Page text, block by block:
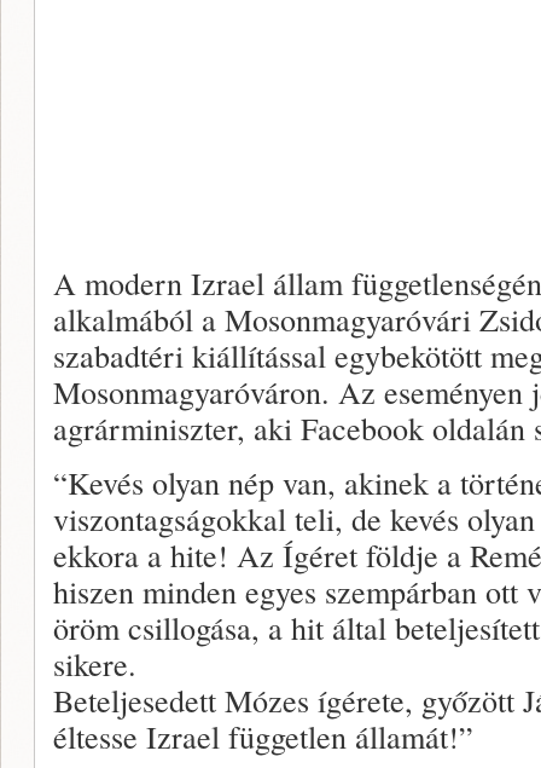
A modern Izrael állam
alkalmából a Mosonmagyaróvári
szabadtéri kiállítással egybekötött
Mosonmagyaróváron. Az
agrárminiszter, aki Facebook oldalán
“Kevés olyan nép van, akinek a
viszontagságokkal teli, de kevés
ekkora a hite! Az Ígéret földje a
hiszen minden egyes szempárban ott
öröm csillogása, a hit által
sikere.
Beteljesedett Mózes ígérete, győzött
éltesse Izrael független államát!”